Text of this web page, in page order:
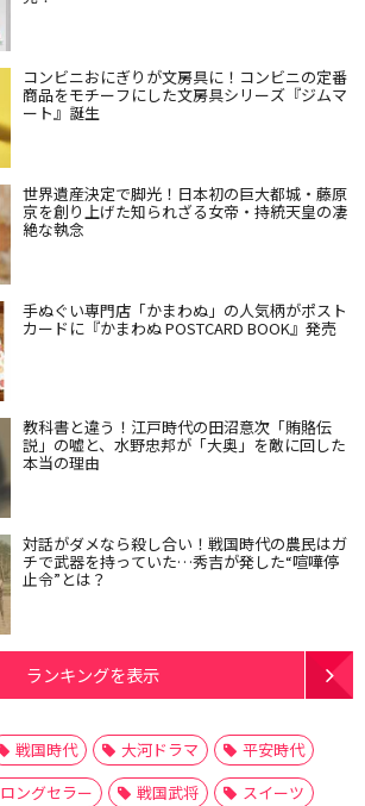
コンビニおにぎりが文房具に！コンビニの定番
商品をモチーフにした文房具シリーズ『ジムマ
ート』誕生
世界遺産決定で脚光！日本初の巨大都城・藤原
京を創り上げた知られざる女帝・持統天皇の凄
絶な執念
手ぬぐい専門店「かまわぬ」の人気柄がポスト
カードに『かまわぬ POSTCARD BOOK』発売
教科書と違う！江戸時代の田沼意次「賄賂伝
説」の嘘と、水野忠邦が「大奥」を敵に回した
本当の理由
対話がダメなら殺し合い！戦国時代の農民はガ
チで武器を持っていた…秀吉が発した“喧嘩停
止令”とは？
ランキングを表示
戦国時代 大河ドラマ
平安時代
ロングセラー 戦国武将
スイーツ